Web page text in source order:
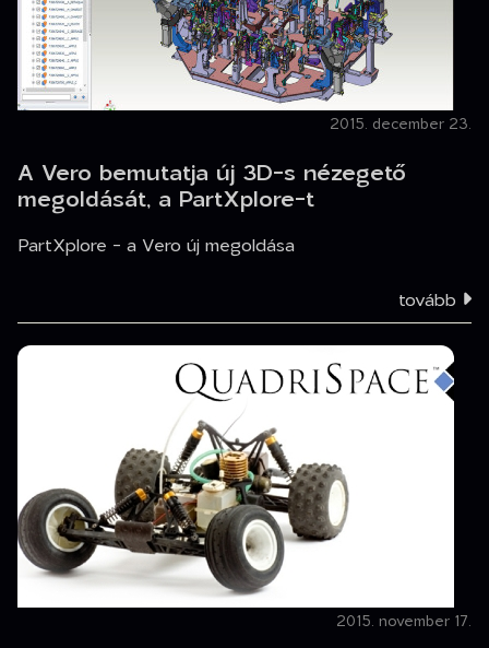
2015. december 23.
A Vero bemutatja új 3D-s nézegető
megoldását, a PartXplore-t
PartXplore - a Vero új megoldása
tovább
2015. november 17.